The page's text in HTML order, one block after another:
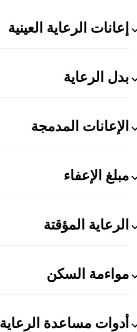
إعانات الرعاية العينية
بدل الرعاية
الإعانات المدمجة
مبلغ الإعفاء
الرعاية المؤقتة
مواءمة السكن
أدوات مساعدة الرعاية